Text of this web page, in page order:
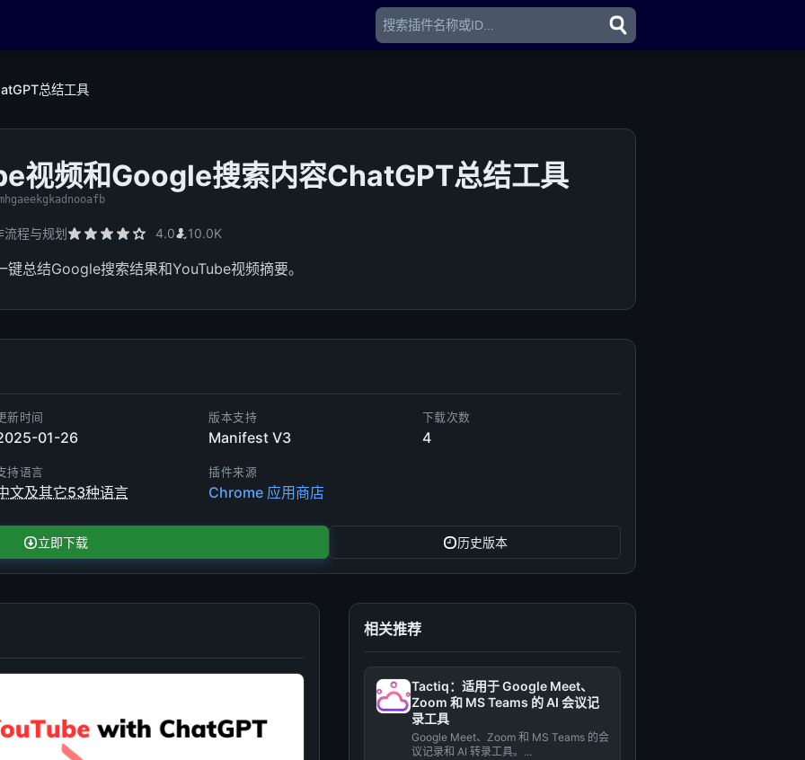
总结工具
视频和Google搜索内容ChatGPT总结工具
流程与规划 4.0 10.0K
键总结Google搜索结果和YouTube视频摘要。
新时间
01-26
版本支持
Manifest V3
下载次数
4
持语言
文及其它53种语言
插件来源
Chrome 应用商店
立即下载 历史版本
相关推荐
Tactiq：适用于 Google Meet、
Zoom 和 MS Teams 的 AI 会议记
录工具
Google Meet、Zoom 和 MS Teams 的会
议记录和 AI 转录工具。...